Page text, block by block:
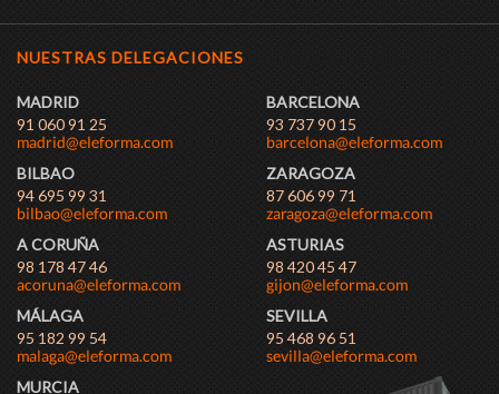
NUESTRAS DELEGACIONES
MADRID
91 060 91 25
BILBAO
94 695 99 31
BARCELONA
93 737 90 15
ZARAGOZA
87 606 99 71
A CORUÑA
98 178 47 46
MÁLAGA
95 182 99 54
ASTURIAS
98 420 45 47
SEVILLA
95 468 96 51
MURCIA